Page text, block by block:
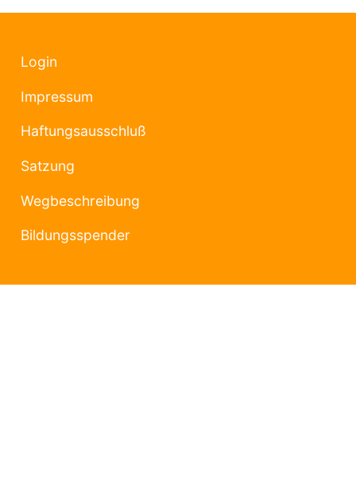
Login
Impressum
Haftungsausschluß
Satzung
Wegbeschreibung
Bildungsspender